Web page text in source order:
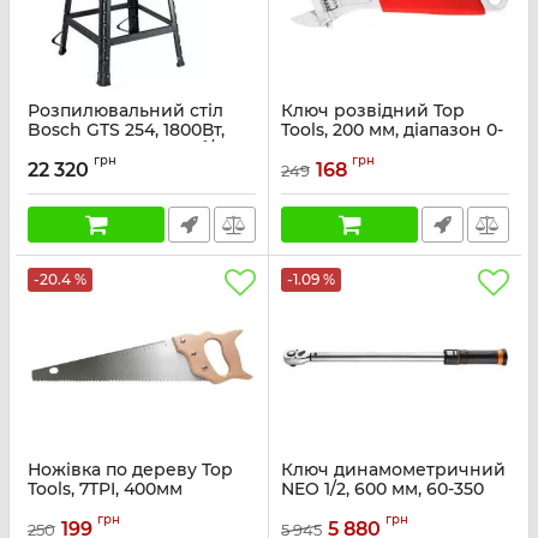
Розпилювальний стіл
Bosch GTS 254, 1800Вт,
диск 254мм, 4300 об/хв,
24 кг, пропил 0°/45° 80/55
Артикул: 0.601.B45.000
22 320 грн
Ключ розвідний Top
Tools, 200 мм, діапазон 0-
пластмасовий
Артикул: 35D118
249 168 грн
-20.4 %
Ножівка по дереву Top
Tools, 7TPI, 400мм
250 199 грн
-1.09 %
Ключ динамометричний
NEO 1/2, 600 мм, 60-350
Артикул: 08-826
5 945 5 880 грн